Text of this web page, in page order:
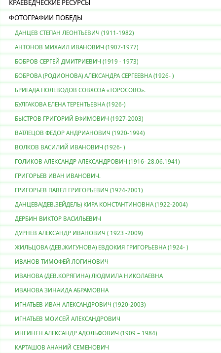
КРАЕВЕДЧЕСКИЕ РЕСУРСЫ
ФОТОГРАФИИ ПОБЕДЫ
ДАНЦЕВ СТЕПАН ЛЕОНТЬЕВИЧ (1911-1982)
АНТОНОВ МИХАИЛ ИВАНОВИЧ (1907-1977)
БОБРОВ СЕРГЕЙ ДМИТРИЕВИЧ (1919 - 1973)
БОБРОВА (РОДИОНОВА) АЛЕКСАНДРА СЕРГЕЕВНА (1926- )
БРИГАДА ПОЛЕВОДОВ СОВХОЗА «ТОРОСОВО».
БУЛГАКОВА ЕЛЕНА ТЕРЕНТЬЕВНА (1926-)
БЫСТРОВ ГРИГОРИЙ ЕФИМОВИЧ (1927-2003)
ВАТЛЕЦОВ ФЕДОР АНДРИАНОВИЧ (1920-1994)
ВОЛКОВ ВАСИЛИЙ ИВАНОВИЧ (1926- )
ГОЛИКОВ АЛЕКСАНДР АЛЕКСАНДРОВИЧ (1916- 28.06.1941)
ГРИГОРЬЕВ ИВАН ИВАНОВИЧ.
ГРИГОРЬЕВ ПАВЕЛ ГРИГОРЬЕВИЧ (1924-2001)
ДАНЦЕВА(ДЕВ.ЗЕЙДЕЛЬ) КИРА КОНСТАНТИНОВНА (1922-2004)
ДЕРБИН ВИКТОР ВАСИЛЬЕВИЧ
ДУРНЕВ АЛЕКСАНДР ИВАНОВИЧ ( 1923 -2009)
ЖИЛЬЦОВА (ДЕВ.ЖИГУНОВА) ЕВДОКИЯ ГРИГОРЬЕВНА (1924- )
ИВАНОВ ТИМОФЕЙ ЛОГИНОВИЧ
ИВАНОВА (ДЕВ.КОРЯГИНА) ЛЮДМИЛА НИКОЛАЕВНА
ИВАНОВА ЗИНАИДА АБРАМОВНА
ИГНАТЬЕВ ИВАН АЛЕКСАНДРОВИЧ (1920-2003)
ИГНАТЬЕВ МОИСЕЙ АЛЕКСАНДРОВИЧ
ИНГИНЕН АЛЕКСАНДР АДОЛЬФОВИЧ (1909 – 1984)
КАРТАШОВ АНАНИЙ СЕМЕНОВИЧ